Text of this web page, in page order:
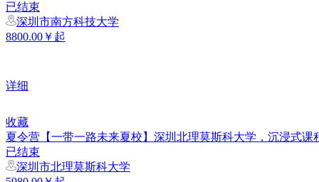
已结束
深圳市南方科技大学
8800.00￥起
详细
收藏
夏令营【一带一路未来夏校】深圳北理莫斯科大学，沉浸式课
已结束
深圳市北理莫斯科大学